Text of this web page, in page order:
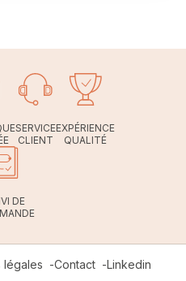
SERVICE
CLIENT
EXPÉRIENCE
QUALITÉ
DE
légales Contact Linkedin